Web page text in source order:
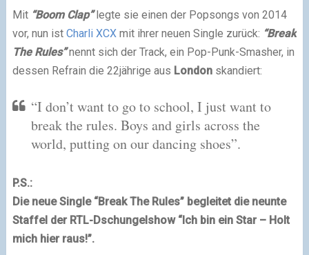
Mit “Boom Clap”legte sie einen der Popsongs von 2014
vor, nun ist Charli XCXmit ihrer neuen Single zurück: “Break
The Rules”nennt sich der Track, ein Pop-Punk-Smasher, in
dessen Refrain die 22jährige aus Londonskandiert:
“I don’t want to go to school, I just want to
break the rules. Boys and girls across the
world, putting on our dancing shoes”.
P.S.:
Die neue Single “Break The Rules” begleitet die neunte
Staffel der RTL-Dschungelshow “Ich bin ein Star – Holt
mich hier raus!”.